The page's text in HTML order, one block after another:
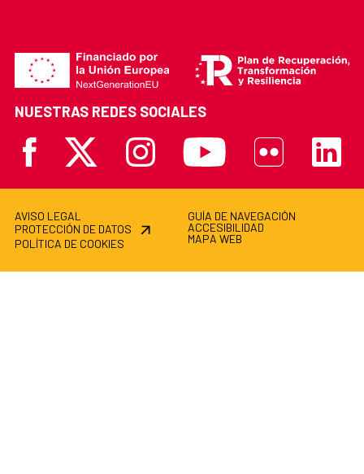
NUESTRAS REDES SOCIALES
Facebook
X InstagramYoutube Flickr Linkedin
AVISO LEGAL
PROTECCIÓN DE DATOS
POLÍTICA DE COOKIES
GUÍA DE NAVEGACIÓN
ACCESIBILIDAD
MAPA WEB